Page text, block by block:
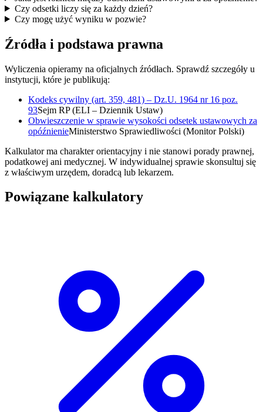
Czy odsetki liczy się za każdy dzień?
Czy mogę użyć wyniku w pozwie?
Źródła i podstawa prawna
Wyliczenia opieramy na oficjalnych źródłach. Sprawdź szczegóły u
instytucji, które je publikują:
Kodeks cywilny (art. 359, 481) – Dz.U. 1964 nr 16 poz.
93Sejm RP (ELI – Dziennik Ustaw)
Obwieszczenie w sprawie wysokości odsetek ustawowych za
opóźnienieMinisterstwo Sprawiedliwości (Monitor Polski)
Kalkulator ma charakter orientacyjny i nie stanowi porady prawnej,
podatkowej ani medycznej. W indywidualnej sprawie skonsultuj się
z właściwym urzędem, doradcą lub lekarzem.
Powiązane kalkulatory